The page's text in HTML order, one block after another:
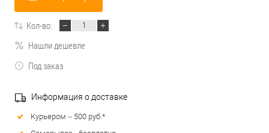
Кол-во:
Нашли дешевле
Под заказ
Информация о доставке
Курьером – 500 руб.*